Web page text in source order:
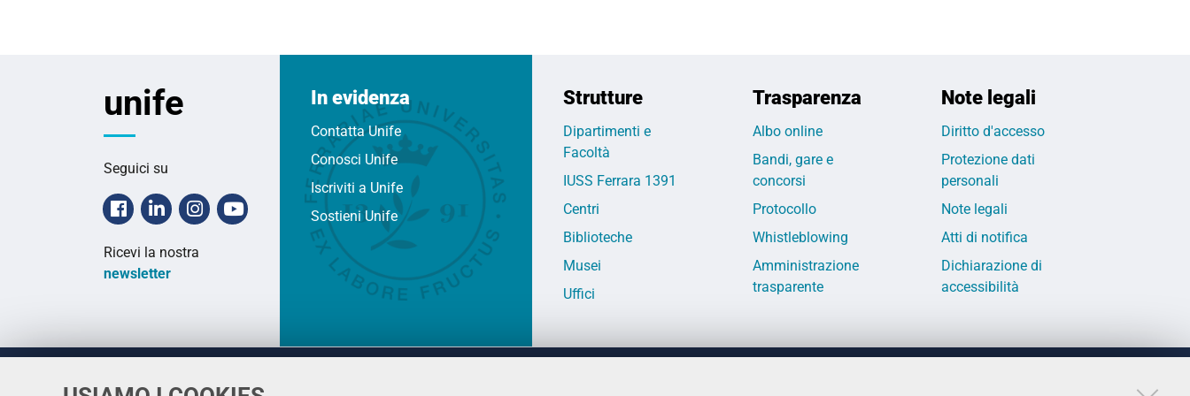
unife
Seguici su
Facebook
LinkedinInstagramYoutube
Ricevi la nostra
newsletter
In evidenza
Contatta Unife
Conosci Unife
Iscriviti a Unife
Sostieni Unife
Strutture
Dipartimenti e
Facoltà
IUSS Ferrara 1391
Centri
Biblioteche
Musei
Uffici
Trasparenza
Albo online
Bandi, gare e
concorsi
Protocollo
Whistleblowing
Amministrazione
trasparente
Note legali
Diritto d'accesso
Protezione dati
personali
Note legali
Atti di notifica
Dichiarazione di
accessibilità